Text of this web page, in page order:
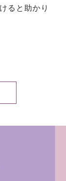
ると助かり